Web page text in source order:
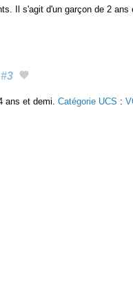
Il s'agit d'un garçon de 2
#3
ans et demi. Catégorie UCS :